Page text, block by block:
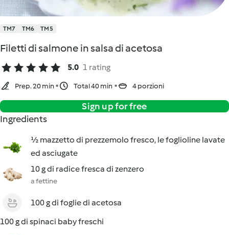
TM7 TM6 TM5
Filetti di salmone in salsa di acetosa
5.0 1 rating
Prep. 20 min Total 40 min 4 porzioni
Sign up for free
Ingredients
½ mazzetto di prezzemolo fresco, le foglioline lavate
ed asciugate
10 g di radice fresca di zenzero
a fettine
100 g di foglie di acetosa
100 g di spinaci baby freschi